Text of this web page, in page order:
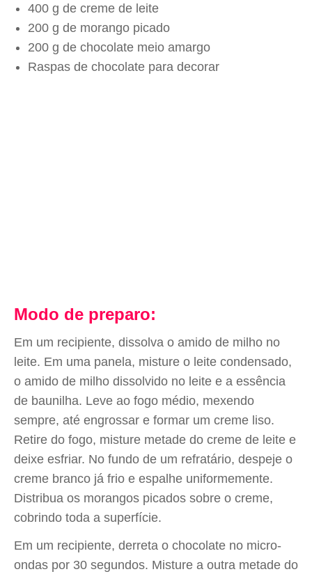
400 g de creme de leite
200 g de morango picado
200 g de chocolate meio amargo
Raspas de chocolate para decorar
Modo de preparo:
Em um recipiente, dissolva o amido de milho no
leite. Em uma panela, misture o leite condensado,
o amido de milho dissolvido no leite e a essência
de baunilha. Leve ao fogo médio, mexendo
sempre, até engrossar e formar um creme liso.
Retire do fogo, misture metade do creme de leite e
deixe esfriar. No fundo de um refratário, despeje o
creme branco já frio e espalhe uniformemente.
Distribua os morangos picados sobre o creme,
cobrindo toda a superfície.
Em um recipiente, derreta o chocolate no micro-
ondas por 30 segundos. Misture a outra metade do